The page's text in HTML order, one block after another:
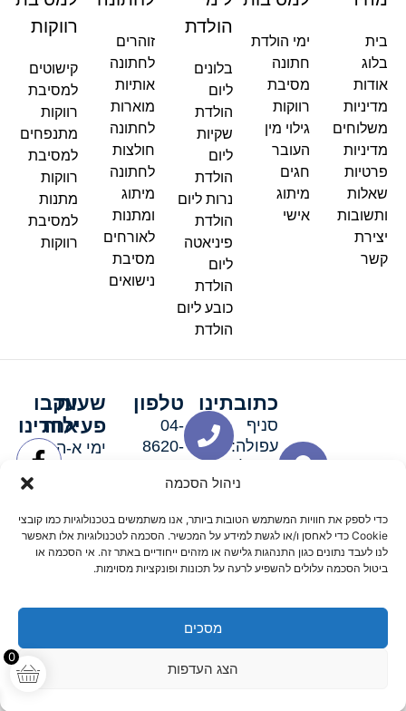
ניהול הסכמה
כדי לספק את חוויות המשתמש הטובות ביותר, אנו משתמשים בטכנולוגיות כמו קובצי
Cookie כדי לאחסן ו/או לגשת למידע על המכשיר. הסכמה לטכנולוגיות אלו תאפשר
לנו לעבד נתונים כגון התנהגות גלישה או מזהים ייחודיים באתר זה. אי הסכמה או
ביטול הסכמה עלולים להשפיע לרעה על תכונות ופונקציות מסוימות.
מסכים
הצג העדפות
0
בית
בלוג
אודות
מדיניות
משלוחים
מדיניות
פרטיות
שאלות
ותשובות
יצירת
קשר
ימי הולדת
חתונה
מסיבת
רווקות
גילוי מין
העובר
חגים
מיתוג
אישי
הולדת
בלונים
ליום
הולדת
שקיות
ליום
הולדת
נרות ליום
הולדת
פיניאטה
ליום
הולדת
כובע ליום
הולדת
זוהרים
לחתונה
אותיות
מוארות
לחתונה
חולצות
לחתונה
מיתוג
ומתנות
לאורחים
מסיבת
נישואים
רווקות
קישוטים
למסיבת
רווקות
מתנפחים
למסיבת
רווקות
מתנות
למסיבת
רווקות
כתובתינו
סניף
עפולה:
סניף מגדל
האלה 19
טלפון
04-
8620-
שעות
פעילות
ימי א-ה:
ימי שישי
וערבי חג:
8:30-
15:00
עקבו
אחרינו
תקנון אתרשלום דיגיטל קידום אורגני מקצועי